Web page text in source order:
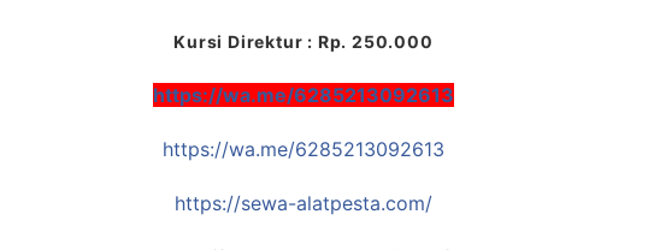
Kursi Direktur : Rp. 250.000
https://wa.me/6285213092613
https://wa.me/6285213092613
https://sewa-alatpesta.com/